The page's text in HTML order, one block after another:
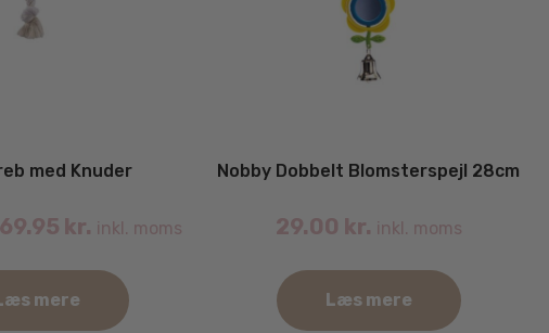
med Knuder
69.95 kr. inkl. moms
mere
Nobby Dobbelt Blomsterspejl 28cm
29.00 kr. inkl. moms
Læs mere